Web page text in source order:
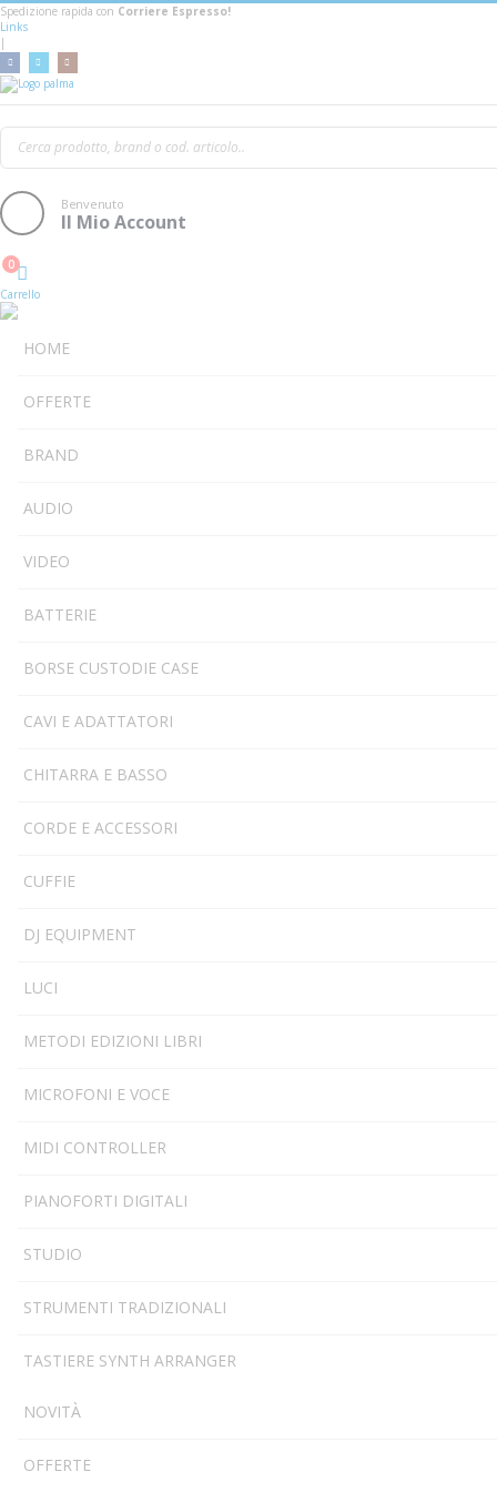
Spedizione rapida con Corriere Espresso!
Links
|
Benvenuto
Il Mio Account
Cart
0
Carrello
HOME
OFFERTE
BRAND
AUDIO
VIDEO
BATTERIE
BORSE CUSTODIE CASE
CAVI E ADATTATORI
CHITARRA E BASSO
CORDE E ACCESSORI
CUFFIE
DJ EQUIPMENT
LUCI
METODI EDIZIONI LIBRI
MICROFONI E VOCE
MIDI CONTROLLER
PIANOFORTI DIGITALI
STUDIO
STRUMENTI TRADIZIONALI
TASTIERE SYNTH ARRANGER
NOVITÀ
OFFERTE